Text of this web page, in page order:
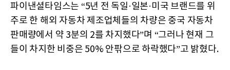
파이낸셜타임스는 “5년 전 독일·일본·미국 브랜드를 위
주로 한 해외 자동차 제조업체들의 차량은 중국 자동차
판매량에서 약 3분의 2를 차지했다”며 “그러나 현재 그
들이 차지한 비중은 50% 안팎으로 하락했다”고 밝혔다.